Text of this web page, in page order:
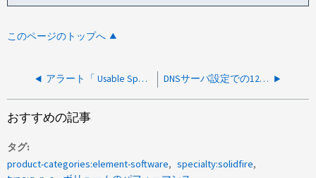
このページのトップへ
アラート「 Usable Space less than 60% 」とは何を意味しますか？ DNSサーバ設定での127.0.0.53とは何ですか。
おすすめの記事
タグ
product-categories:element-software
specialty:solidfire